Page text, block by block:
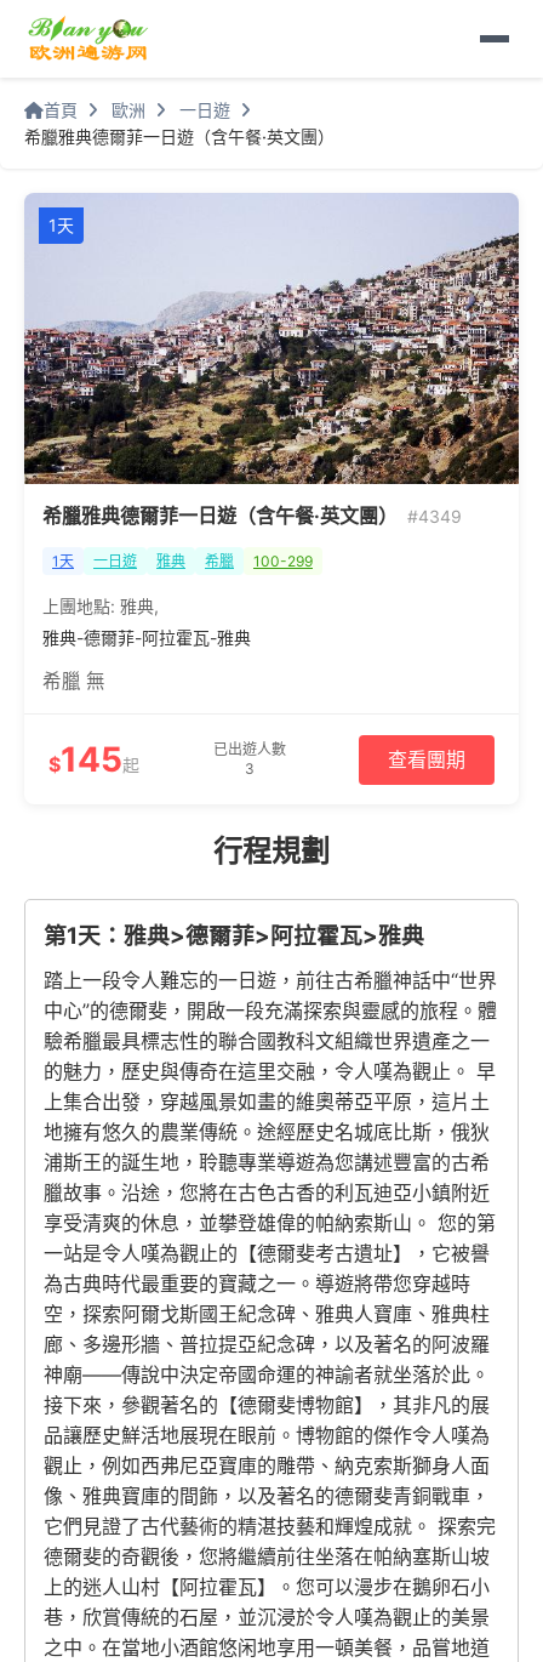
首頁 歐洲
一日遊
希臘雅典德爾菲一日遊（含午餐·英文團）
1天
希臘雅典德爾菲一日遊（含午餐·英文團） #4349
1天 一日遊 雅典 希臘 100-299
上團地點: 雅典,
雅典-德爾菲-阿拉霍瓦-雅典
希臘 無
$145起
已出遊人數
3
查看團期
行程規劃
第1天：雅典>德爾菲>阿拉霍瓦>雅典
踏上一段令人難忘的一日遊，前往古希臘神話中“世界
中心”的德爾斐，開啟一段充滿探索與靈感的旅程。體
驗希臘最具標志性的聯合國教科文組織世界遺產之一
的魅力，歷史與傳奇在這里交融，令人嘆為觀止。 早
上集合出發，穿越風景如畫的維奧蒂亞平原，這片土
地擁有悠久的農業傳統。途經歷史名城底比斯，俄狄
浦斯王的誕生地，聆聽專業導遊為您講述豐富的古希
臘故事。沿途，您將在古色古香的利瓦迪亞小鎮附近
享受清爽的休息，並攀登雄偉的帕納索斯山。 您的第
一站是令人嘆為觀止的【德爾斐考古遺址】，它被譽
為古典時代最重要的寶藏之一。導遊將帶您穿越時
空，探索阿爾戈斯國王紀念碑、雅典人寶庫、雅典柱
廊、多邊形牆、普拉提亞紀念碑，以及著名的阿波羅
神廟——傳說中決定帝國命運的神諭者就坐落於此。
接下來，參觀著名的【德爾斐博物館】，其非凡的展
品讓歷史鮮活地展現在眼前。博物館的傑作令人嘆為
觀止，例如西弗尼亞寶庫的雕帶、納克索斯獅身人面
像、雅典寶庫的間飾，以及著名的德爾斐青銅戰車，
它們見證了古代藝術的精湛技藝和輝煌成就。 探索完
德爾斐的奇觀後，您將繼續前往坐落在帕納塞斯山坡
上的迷人山村【阿拉霍瓦】。您可以漫步在鵝卵石小
巷，欣賞傳統的石屋，並沉浸於令人嘆為觀止的美景
之中。在當地小酒館悠闲地享用一頓美餐，品嘗地道